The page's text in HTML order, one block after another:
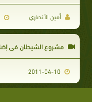
أمين الأنصاري
مشروع الشيطان في